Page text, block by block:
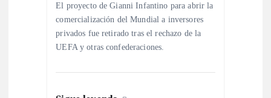
El proyecto de Gianni Infantino para abrir la
comercialización del Mundial a inversores
privados fue retirado tras el rechazo de la
UEFA y otras confederaciones.